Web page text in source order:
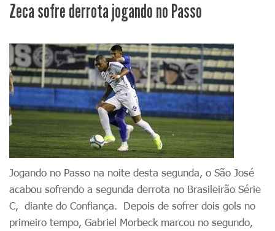
Zeca sofre derrota jogando no Passo
Jogando no Passo na noite desta segunda, o São José
acabou sofrendo a segunda derrota no Brasileirão Série
C, diante do Confiança. Depois de sofrer dois gols no
primeiro tempo, Gabriel Morbeck marcou no segundo,